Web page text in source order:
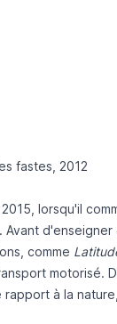
fastes, 2012
lorsqu'il
Avant
comme
motorisé.
à la